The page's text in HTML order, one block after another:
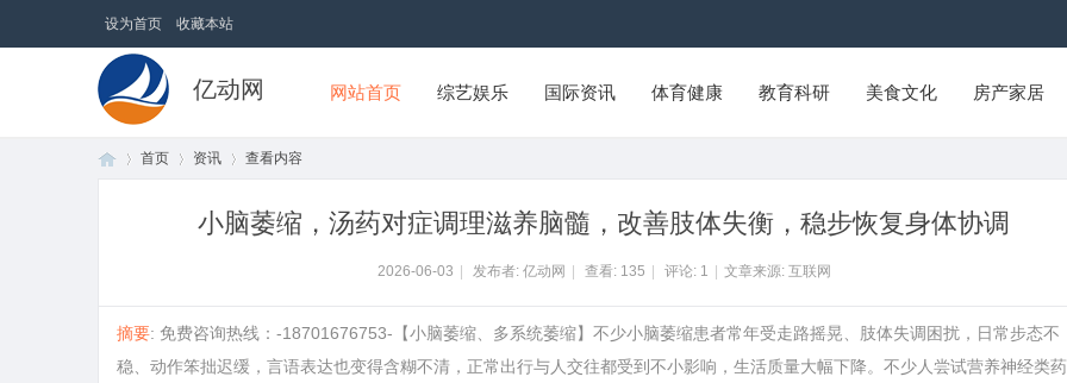
设为首页 收藏本站
亿动网 网站首页 综艺娱乐 国际资讯 体育健康 教育科研 美食文化 房产家居
首页 资讯 查看内容
小脑萎缩，汤药对症调理滋养脑髓，改善肢体失衡，稳步恢复身体协调
2026-06-03 发布者: 亿动网 查看: 135 评论: 1 文章来源: 互联网
摘要: 免费咨询热线：-18701676753-【小脑萎缩、多系统萎缩】不少小脑萎缩患者常年受走路摇晃、肢体失调困扰，日常步态不
稳、动作笨拙迟缓，言语表达也变得含糊不清，正常出行与人交往都受到不小影响，生活质量大幅下降。不少人尝试营养神经类药